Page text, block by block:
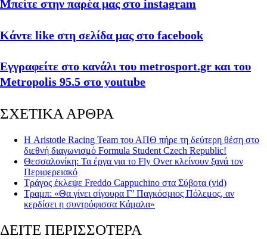
Μπείτε στην παρέα μας στο instagram
Κάντε like στη σελίδα μας στο facebook
Εγγραφείτε στο κανάλι του metrosport.gr και του
Metropolis 95.5 στο youtube
ΣΧΕΤΙΚΑ ΑΡΘΡΑ
Η Aristotle Racing Team του ΑΠΘ πήρε τη δεύτερη θέση στο
διεθνή διαγωνισμό Formula Student Czech Republic!
Θεσσαλονίκη: Τα έργα για το Fly Over κλείνουν ξανά τον
Περιφερειακό
Τράγος έκλεψε Freddo Cappuchino στα Σύβοτα (vid)
Τραμπ: «Θα γίνει σίγουρα Γ’ Παγκόσμιος Πόλεμος, αν
κερδίσει η συντρόφισσα Κάμαλα»
ΔΕΙΤΕ ΠΕΡΙΣΣΟΤΕΡΑ